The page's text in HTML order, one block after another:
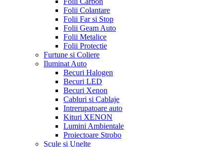
Folii Colantare
Folii Far si Stop
Folii Geam Auto
Folii Metalice
Folii Protectie
Furtune si Coliere
Iluminat Auto
Becuri Halogen
Becuri LED
Becuri Xenon
Cabluri si Cablaje
Intrerupatoare auto
Kituri XENON
Lumini Ambientale
Proiectoare Strobo
Scule si Unelte